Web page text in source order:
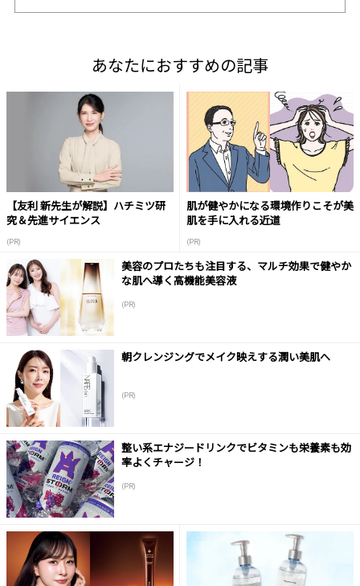
あなたにおすすめの記事
【友利 新先生が解説】ハチミツ研
究＆先進サイエンス
(PR)
肌が健やかになる環境作りこそが美
肌を手に入れる近道
(PR)
美容のプロたちも注目する、マルチ効果で健やか
な肌へ導く高機能美容液
(PR)
朝クレンジングでメイク映えする潤い美肌へ
(PR)
整い系エナジードリンクでビタミンも栄養素も効
率よくチャージ！
(PR)